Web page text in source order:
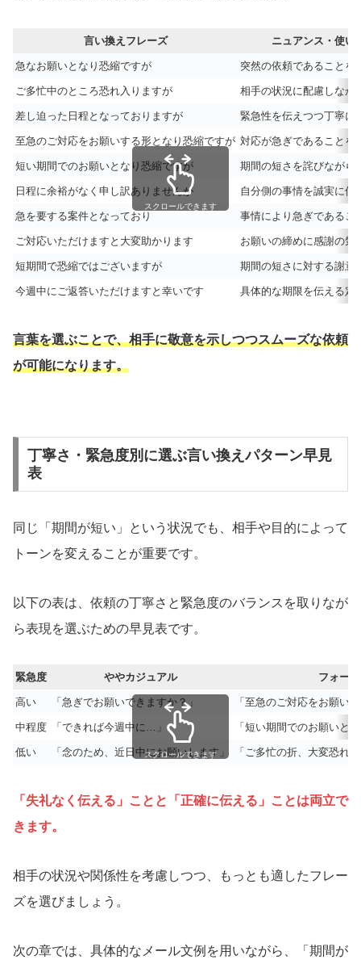
言い換えフレーズ ニュアンス・使い
急なお願いとなり恐縮ですが 突然の依頼であることを
ご多忙中のところ恐れ入りますが 相手の状況に配慮しなが
差し迫った日程となっておりますが 緊急性を伝えつつ丁寧に
至急のご対応をお願いする形となり恐縮ですが 対応が急ぎであることを
短い期間でのお願いとなり恐縮ですが 期間の短さを詫びながら
日程に余裕がなく申し訳ありませんが 自分側の事情を誠実に伝
急を要する案件となっており 事情により急ぎであるこ
ご対応いただけますと大変助かります お願いの締めに感謝の気
短期間で恐縮ではございますが 期間の短さに対する謝意
今週中にご返答いただけますと幸いです 具体的な期限を伝える定
スクロールできます
言葉を選ぶことで、相手に敬意を示しつつスムーズな依頼
が可能になります。
丁寧さ・緊急度別に選ぶ言い換えパターン早見
表
同じ「期間が短い」という状況でも、相手や目的によって
トーンを変えることが重要です。
以下の表は、依頼の丁寧さと緊急度のバランスを取りなが
ら表現を選ぶための早見表です。
緊急度 ややカジュアル フォー
高い 「急ぎでお願いできますか？」 「至急のご対応をお願い
中程度 「できれば今週中に…」 「短い期間でのお願いと
低い 「念のため、近日中にお願いします」 「ご多忙の折、大変恐れ
スクロールできます
「失礼なく伝える」ことと「正確に伝える」ことは両立で
きます。
相手の状況や関係性を考慮しつつ、もっとも適したフレー
ズを選びましょう。
次の章では、具体的なメール文例を用いながら、「期間が